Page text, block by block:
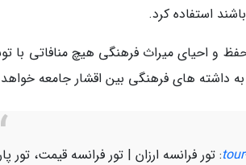
استفاده کرد.
حفظ و احیای میراث فرهنگی هیچ منافاتی
داشته های فرهنگی بین اقشار جامعه
: تور فرانسه ارزان | تور فرانسه قیمت، تور